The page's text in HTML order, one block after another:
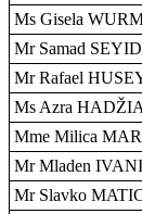
Ms Gisela
Mr Samad
Mr Rafael
Ms Azra
Mme Milica
Mr Mladen
Mr Slavko